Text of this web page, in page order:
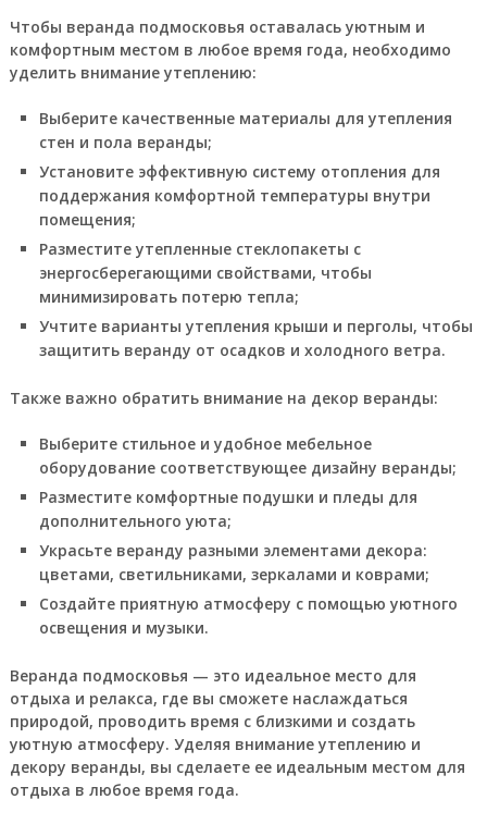
Чтобы веранда подмосковья оставалась уютным и
комфортным местом в любое время года, необходимо
уделить внимание утеплению:
Выберите качественные материалы для утепления
стен и пола веранды;
Установите эффективную систему отопления для
поддержания комфортной температуры внутри
помещения;
Разместите утепленные стеклопакеты с
энергосберегающими свойствами, чтобы
минимизировать потерю тепла;
Учтите варианты утепления крыши и перголы, чтобы
защитить веранду от осадков и холодного ветра.
Также важно обратить внимание на декор веранды:
Выберите стильное и удобное мебельное
оборудование соответствующее дизайну веранды;
Разместите комфортные подушки и пледы для
дополнительного уюта;
Украсьте веранду разными элементами декора:
цветами, светильниками, зеркалами и коврами;
Создайте приятную атмосферу с помощью уютного
освещения и музыки.
Веранда подмосковья — это идеальное место для
отдыха и релакса, где вы сможете наслаждаться
природой, проводить время с близкими и создать
уютную атмосферу. Уделяя внимание утеплению и
декору веранды, вы сделаете ее идеальным местом для
отдыха в любое время года.